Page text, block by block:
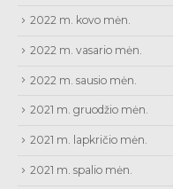
2022 m. kovo mėn.
2022 m. vasario mėn.
2022 m. sausio mėn.
2021 m. gruodžio mėn.
2021 m. lapkričio mėn.
2021 m. spalio mėn.